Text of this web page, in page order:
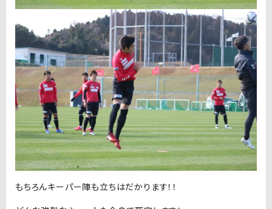
もちろんキーパー陣も立ちはだかります！！